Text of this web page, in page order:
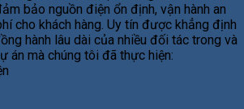
bảo nguồn điện ổn định, vận hành an
cho khách hàng. Uy tín được khẳng định
hành lâu dài của nhiều đối tác trong và
án mà chúng tôi đã thực hiện: